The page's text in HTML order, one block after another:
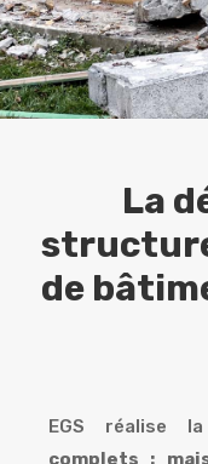
La
de
EGS réalise
complets :